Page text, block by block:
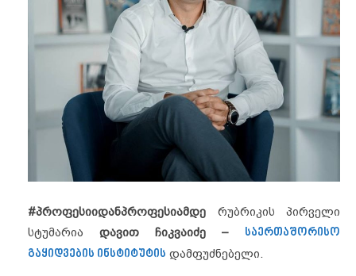
#პროფესიიდანპროფესიამდე რუბრიკის პირველი
სტუმარია დავით ჩიკვაიძე – საერთაშორისო
გაყიდვების ინსტიტუტის დამფუძნებელი.